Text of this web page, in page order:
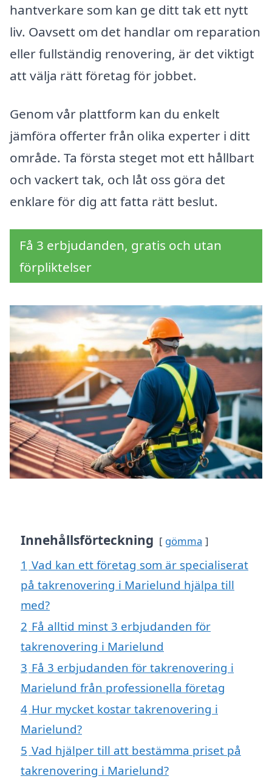
hantverkare som kan ge ditt tak ett nytt
liv. Oavsett om det handlar om reparation
eller fullständig renovering, är det viktigt
att välja rätt företag för jobbet.
Genom vår plattform kan du enkelt
jämföra offerter från olika experter i ditt
område. Ta första steget mot ett hållbart
och vackert tak, och låt oss göra det
enklare för dig att fatta rätt beslut.
Få 3 erbjudanden, gratis och utan
förpliktelser
Innehållsförteckning gömma
1 Vad kan ett företag som är specialiserat
på takrenovering i Marielund hjälpa till
med?
2 Få alltid minst 3 erbjudanden för
takrenovering i Marielund
3 Få 3 erbjudanden för takrenovering i
Marielund från professionella företag
4 Hur mycket kostar takrenovering i
Marielund?
5 Vad hjälper till att bestämma priset på
takrenovering i Marielund?